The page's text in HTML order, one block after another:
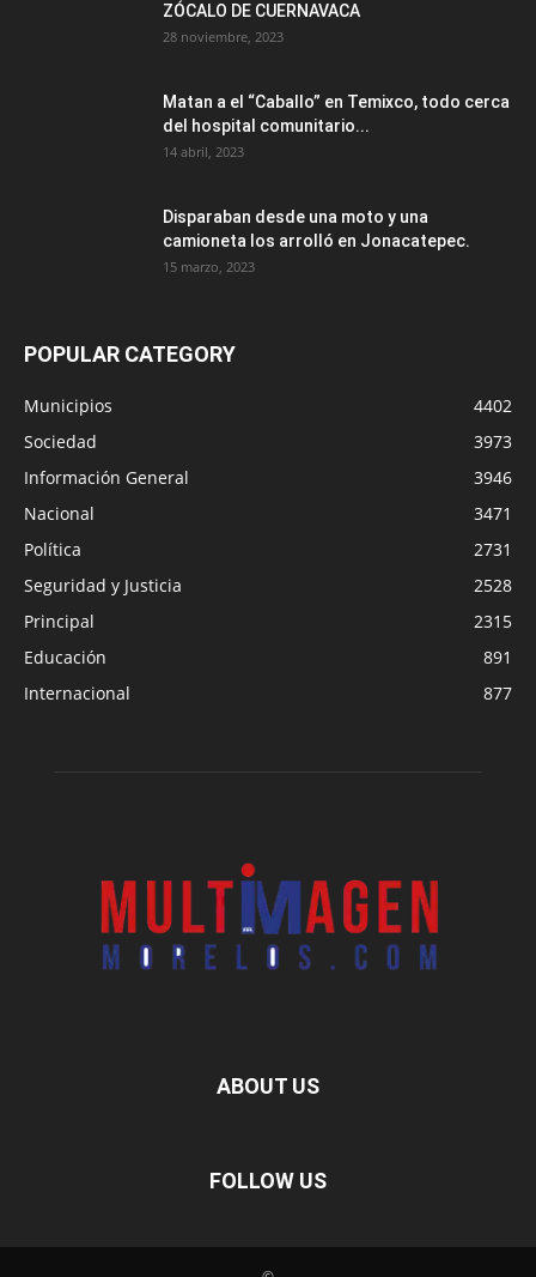
ZÓCALO DE CUERNAVACA
28 noviembre, 2023
Matan a el “Caballo” en Temixco, todo cerca
del hospital comunitario...
14 abril, 2023
Disparaban desde una moto y una
camioneta los arrolló en Jonacatepec.
15 marzo, 2023
POPULAR CATEGORY
Municipios
4402
Sociedad
3973
Información General
3946
Nacional
3471
Política
2731
Seguridad y Justicia
2528
Principal
2315
Educación
891
Internacional
877
ABOUT US
FOLLOW US